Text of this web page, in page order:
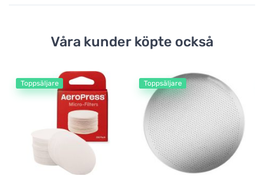
Våra kunder köpte också
Toppsäljare Toppsäljare